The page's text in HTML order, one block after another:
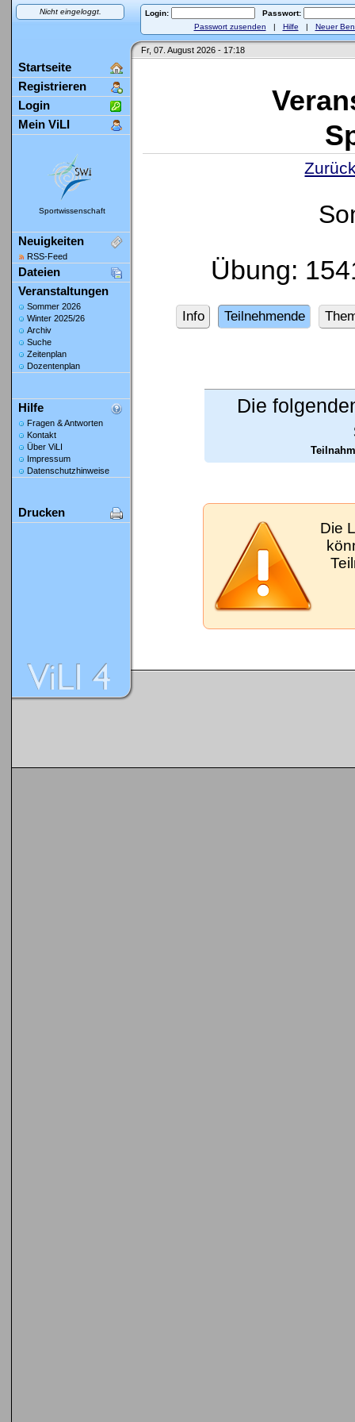
Nicht eingeloggt. Login:
Passwort:
Passwort zusenden | Hilfe | Neuer
Fr, 07. August 2026 - 17:18
Startseite
Registrieren
Login
Mein ViLI
Sportwissenschaft
Neuigkeiten
RSS-Feed
Dateien
Veranstaltungen
Sommer 2026
Winter 2025/26
Archiv
Suche
Zeitenplan
Dozentenplan
Hilfe
Fragen & Antworten
Kontakt
Über ViLI
Impressum
Datenschutzhinweise
Drucken
Übung:
Info Teilnehmende
Die
Die